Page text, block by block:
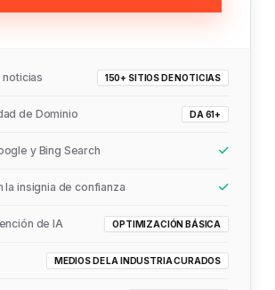
150+ SITIOS DE NOTICIAS
de Dominio DA 61+
y Bing Search
la insignia de confianza
de IA OPTIMIZACIÓN BÁSICA
MEDIOS DE LA INDUSTRIA CURADOS